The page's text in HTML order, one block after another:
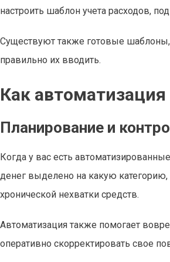
настроить шаблон учета расходов,
Существуют также готовые
правильно их вводить.
Как
Планирование и
Когда у вас есть
денег выделено на какую
хронической нехватки средств.
Автоматизация также помогает
оперативно скорректировать свое